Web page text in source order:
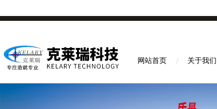
网站首页 关于我们